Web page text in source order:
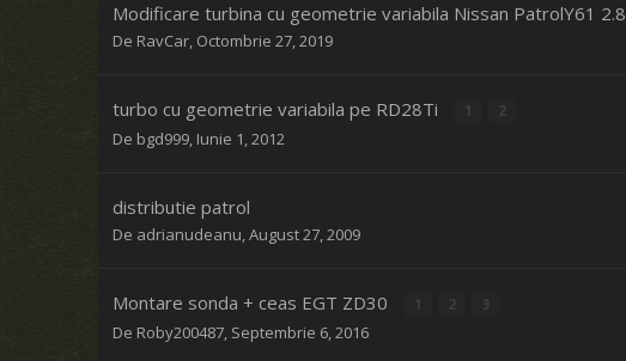
Modificare turbina cu geometrie variabila Nissan PatrolY61 2.8
De RavCar, Octombrie 27, 2019
turbo cu geometrie variabila pe RD28Ti
De bgd999, Iunie 1, 2012
distributie patrol
De adrianudeanu,August 27, 2009
Montare sonda + ceas EGT ZD30
De Roby200487, Septembrie 6, 2016